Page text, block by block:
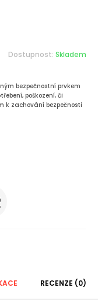
Dostupnost: Skladem
bezpečnostní prvkem
poškození, či
k zachování bezpečnosti
RECENZE (0)